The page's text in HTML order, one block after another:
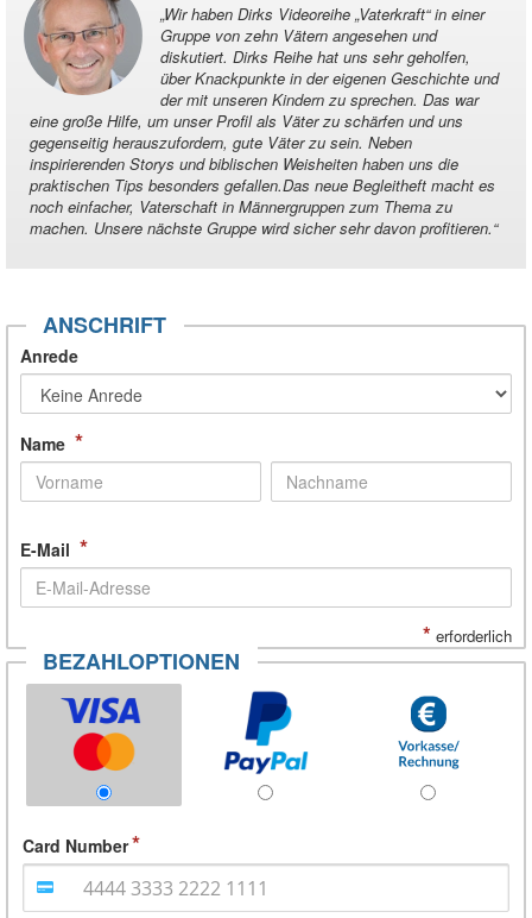
„Wir haben Dirks Videoreihe „Vaterkraft“ in einer
Gruppe von zehn Vätern angesehen und
diskutiert. Dirks Reihe hat uns sehr geholfen,
über Knackpunkte in der eigenen Geschichte und
der mit unseren Kindern zu sprechen. Das war
eine große Hilfe, um unser Profil als Väter zu schärfen und uns
gegenseitig herauszufordern, gute Väter zu sein. Neben
inspirierenden Storys und biblischen Weisheiten haben uns die
praktischen Tips besonders gefallen.Das neue Begleitheft macht es
noch einfacher, Vaterschaft in Männergruppen zum Thema zu
machen. Unsere nächste Gruppe wird sicher sehr davon profitieren.“
ANSCHRIFT
Anrede
Name *
E-Mail *
* erforderlich
BEZAHLOPTIONEN
Card Number